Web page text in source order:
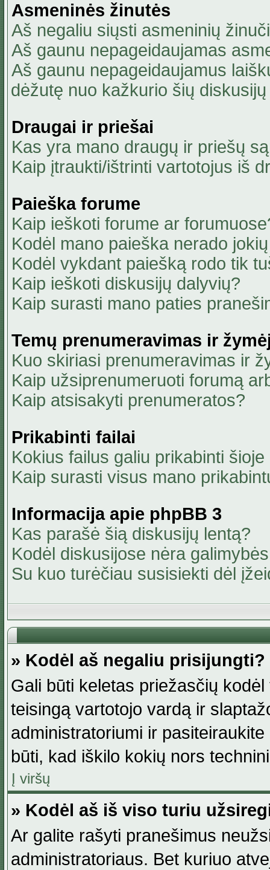
Asmeninės žinutės
Aš negaliu siųsti asmeninių
Aš gaunu nepageidaujamas
Aš gaunu nepageidaujamus
dėžutę nuo kažkurio šių
Draugai ir priešai
Kas yra mano draugų ir priešų
Kaip įtraukti/ištrinti vartotojus iš
Paieška forume
Kaip ieškoti forume ar
Kodėl mano paieška nerado
Kodėl vykdant paiešką rodo tik
Kaip ieškoti diskusijų dalyvių?
Kaip surasti mano paties
Temų prenumeravimas ir
Kuo skiriasi prenumeravimas ir
Kaip užsiprenumeruoti forumą
Kaip atsisakyti prenumeratos?
Prikabinti failai
Kokius failus galiu prikabinti
Kaip surasti visus mano
Informacija apie phpBB 3
Kas parašė šią diskusijų lentą?
Kodėl diskusijose nėra
Su kuo turėčiau susisiekti dėl
» Kodėl aš negaliu prisijungti?
Gali būti keletas priežasčių
teisingą vartotojo vardą ir
administratoriumi ir
būti, kad iškilo kokių nors
Į viršų
» Kodėl aš iš viso turiu
Ar galite rašyti pranešimus
administratoriaus. Bet kuriuo